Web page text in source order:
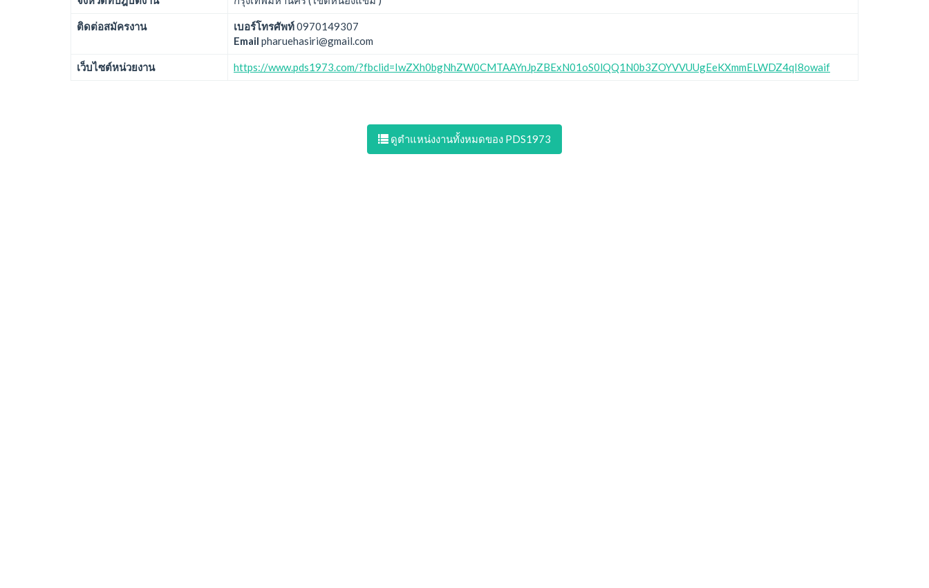
ติดต่อสมัครงาน เบอร์โทรศัพท์0970149307
Email pharuehasiri@gmail.com
เว็บไซต์หน่วยงาน https://www.pds1973.com/?fbclid=IwZXh0bgNhZW0CMTAAYnJpZBExN01oS0lQQ1N0b3ZOYVVUUgEeKXmmELWDZ4qI8owaif
ดูตำแหน่งงานทั้งหมดของ PDS1973